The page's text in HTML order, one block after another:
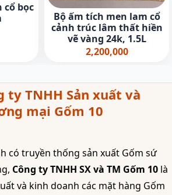
cổ bọc
Bộ ấm tích men lam cổ
cảnh trúc lâm thất hiền
vẽ vàng 24k, 1.5L
2,200,000
ty TNHH Sản xuất và
mại Gốm 10
có truyền thống sản xuất Gốm sứ
Công ty TNHH SX và TM Gốm 10 là
và kinh doanh các mặt hàng Gốm